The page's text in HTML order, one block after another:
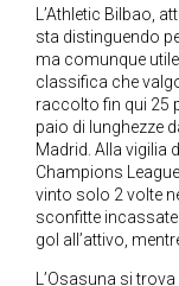
L’Athletic Bilbao,
sta distinguendo
ma comunque
classifica che
raccolto fin qui 25
paio di lunghezze
Madrid. Alla vigilia
Champions
vinto solo 2 volte
sconfitte
gol all’attivo,
L’Osasuna si